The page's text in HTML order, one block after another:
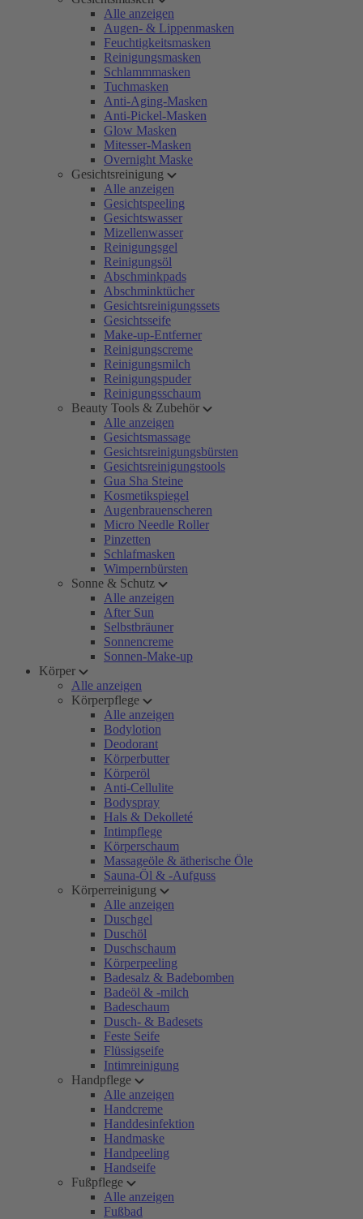
Alle anzeigen
Augen- & Lippenmasken
Feuchtigkeitsmasken
Reinigungsmasken
Schlammmasken
Tuchmasken
Anti-Aging-Masken
Anti-Pickel-Masken
Glow Masken
Mitesser-Masken
Overnight Maske
Gesichtsreinigung
Alle anzeigen
Gesichtspeeling
Gesichtswasser
Mizellenwasser
Reinigungsgel
Reinigungsöl
Abschminkpads
Abschminktücher
Gesichtsreinigungssets
Gesichtsseife
Make-up-Entferner
Reinigungscreme
Reinigungsmilch
Reinigungspuder
Reinigungsschaum
Beauty Tools & Zubehör
Alle anzeigen
Gesichtsmassage
Gesichtsreinigungsbürsten
Gesichtsreinigungstools
Gua Sha Steine
Kosmetikspiegel
Augenbrauenscheren
Micro Needle Roller
Pinzetten
Schlafmasken
Wimpernbürsten
Sonne & Schutz
Alle anzeigen
After Sun
Selbstbräuner
Sonnencreme
Sonnen-Make-up
Körper
Alle anzeigen
Körperpflege
Alle anzeigen
Bodylotion
Deodorant
Körperbutter
Körperöl
Anti-Cellulite
Bodyspray
Hals & Dekolleté
Intimpflege
Körperschaum
Massageöle & ätherische Öle
Sauna-Öl & -Aufguss
Körperreinigung
Alle anzeigen
Duschgel
Duschöl
Duschschaum
Körperpeeling
Badesalz & Badebomben
Badeöl & -milch
Badeschaum
Dusch- & Badesets
Feste Seife
Flüssigseife
Intimreinigung
Handpflege
Alle anzeigen
Handcreme
Handdesinfektion
Handmaske
Handpeeling
Handseife
Fußpflege
Alle anzeigen
Fußbad